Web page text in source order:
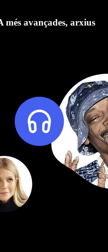
més avançades, arxius